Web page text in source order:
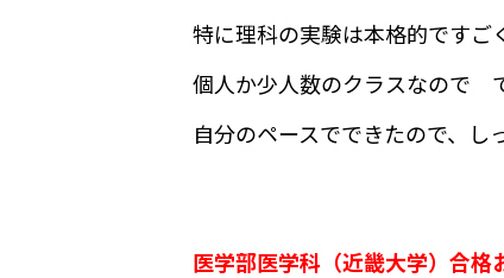
特に理科の実験は本格的ですご
個人か少人数のクラスなので
自分のペースでできたので、し
医学部医学科（近畿大学）合格